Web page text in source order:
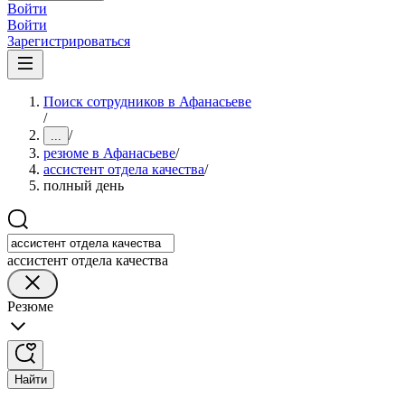
Войти
Войти
Зарегистрироваться
Поиск сотрудников в Афанасьеве
/
... /
резюме в Афанасьеве/
ассистент отдела качества/
полный день
ассистент отдела качества
Резюме
Найти